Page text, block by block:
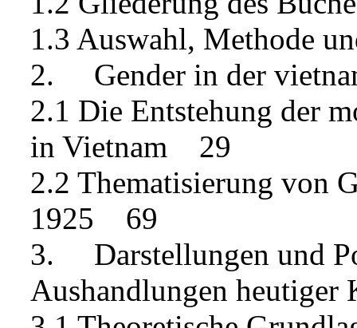
1.3 Auswahl, Methode
2. Gender in der
2.1 Die Entstehung der
in Vietnam 29
2.2 Thematisierung von
1925 69
3. Darstellungen und
Aushandlungen